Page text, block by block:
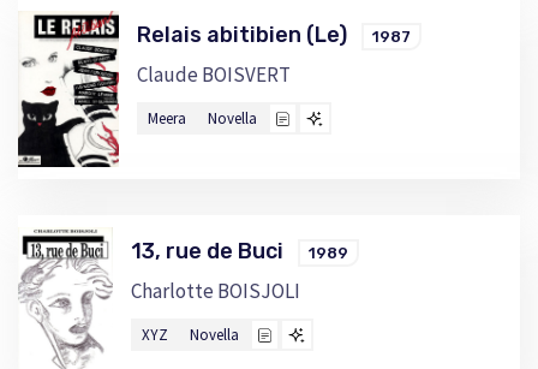
Relais abitibien (Le) 1987
Claude BOISVERT
Meera Novella
13, rue de Buci 1989
Charlotte BOISJOLI
XYZ Novella